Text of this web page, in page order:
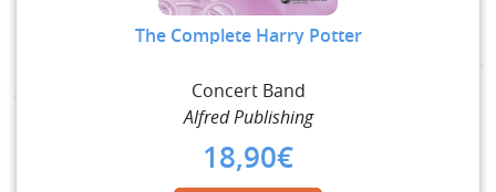
The Complete Harry Potter
Concert Band
Alfred Publishing
18,90€